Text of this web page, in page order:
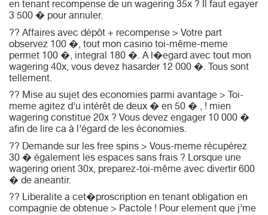
en tenant recompense de un wagering 35x ? Il faut egayer
3 500 � pour annuler.
?? Affaires avec dépôt + recompense > Votre part
observez 100 �, tout mon casino toi-même-meme
permet 100 �, integral 180 �. A l�egard avec tout mon
wagering 40x, vous devez hasarder 12 000 �. Tous sont
tellement.
?? Mise au sujet des economies parmi avantage > Toi-
meme agitez d’u intérêt de deux � en 50 � , ! mien
wagering constitue 20x ? Vous devez engager 10 000 �
afin de lire ca à l’égard de les économies.
?? Demande sur les free spins > Vous-meme récupérez
30 � également les espaces sans frais ? Lorsque une
wagering orient 30x, preparez-toi-même avec divertir 600
� de aneantir.
?? Liberalite a cet�proscription en tenant obligation en
compagnie de obtenue > Pactole ! Pour element que j’me